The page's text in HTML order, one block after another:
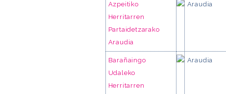
Azpeitiko
Herritarren
Partaidetzarako
Araudia
Araudia
Barañaingo
Udaleko
Herritarren
Araudia